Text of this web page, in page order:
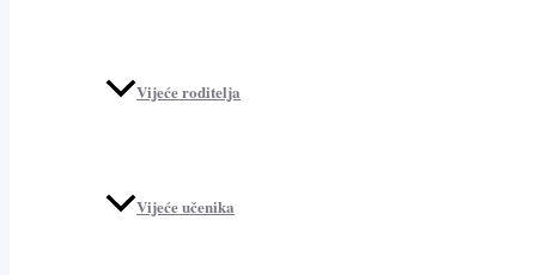
Vijeće roditelja
Vijeće učenika